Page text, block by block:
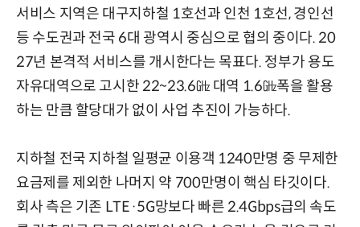
서비스 지역은 대구지하철 1호선과 인천 1호선, 경인선
등 수도권과 전국 6대 광역시 중심으로 협의 중이다. 20
27년 본격적 서비스를 개시한다는 목표다. 정부가 용도
자유대역으로 고시한 22~23.6㎓ 대역 1.6㎓폭을 활용
하는 만큼 할당대가 없이 사업 추진이 가능하다.
지하철 전국 지하철 일평균 이용객 1240만명 중 무제한
요금제를 제외한 나머지 약 700만명이 핵심 타깃이다.
회사 측은 기존 LTE·5G망보다 빠른 2.4Gbps급의 속도